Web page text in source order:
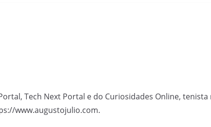
Tech Next Portal e do Curiosidades Online,
www.augustojulio.com.